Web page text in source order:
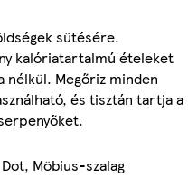
sütésére.
kalóriatartalmú ételeket
nélkül. Megőriz minden
és tisztán tartja a
Möbius-szalag